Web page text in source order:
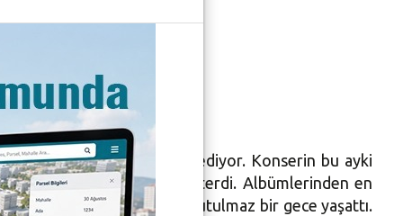
buluşturmaya devam ediyor. Konserin bu ayki
büyük ilgi gösterdi. Albümlerinden en
Bursalı hayranlarına unutulmaz bir gece yaşattı.